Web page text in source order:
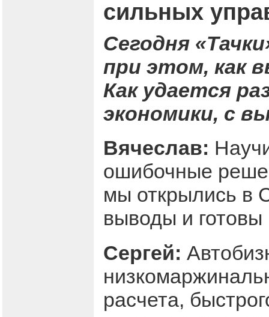
сильных
Сегодня
при этом, как
Как удается
экономики, с
Вячеслав:
ошибочные
мы открылись в
выводы и
Сергей:
расчета,